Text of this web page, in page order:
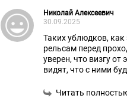
Николай Алексеевич
30.09.2025
Таких ублюдков, как
рельсам перед
уверен, что визгу
видят, что с ними
Читать